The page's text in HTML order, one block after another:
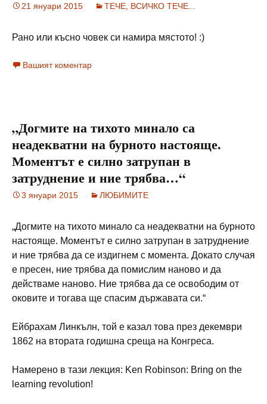
21 януари 2015 ТЕЧЕ, ВСИЧКО ТЕЧЕ...
Рано или късно човек си намира мястото! :)
Вашият коментар
„Догмите на тихото минало са
неадекватни на бурното настояще.
Моментът е силно затрупан в
затруднение и ние трябва…“
3 януари 2015 ЛЮБИМИТЕ
„Догмите на тихото минало са неадекватни на бурното
настояще. Моментът е силно затрупан в затруднение
и ние трябва да се издигнем с момента. Докато случая
е пресен, ние трябва да помислим наново и да
действаме наново. Ние трябва да се освободим от
оковите и тогава ще спасим държавата си.“
Ейбрахам Линкълн, той е казал това през декември
1862 на втората годишна среща на Конгреса.
Намерено в тази лекция: Ken Robinson: Bring on the
learning revolution!